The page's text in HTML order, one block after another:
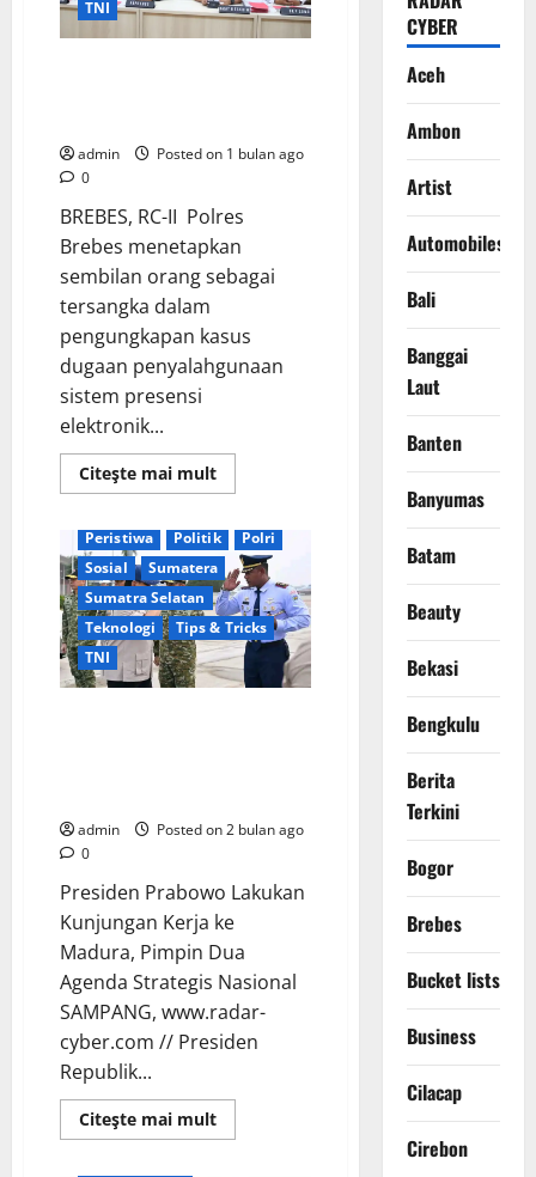
Adaptasi
TNI
admin
Posted on 1 bulan ago
0
BREBES, RC-II Polres
Brebes menetapkan
sembilan orang sebagai
tersangka dalam
pengungkapan kasus
dugaan penyalahgunaan
sistem presensi
elektronik...
Citeşte mai multRead
more
Brebes
Tetapkan
9
Tersangka
Kasus
Dugaan
Absensi
Fiktif
ASN
Berita Terkini
Daerah
Digital
DPR RI
DPR RI/DPRD
Ekonomi
Keamanan
Kejaksaan Agung RI
Kementerian RI
Kendal
Kesehatan
KPK
Kriminal
Olahraga
Palembang
Peristiwa
Politik
Polri
Sosial
Sumatera
Sumatra Selatan
Teknologi
Tips & Tricks
TNI
admin
Posted on 2 bulan ago
0
Presiden Prabowo Lakukan
Kunjungan Kerja ke
Madura, Pimpin Dua
Agenda Strategis Nasional ​
SAMPANG, www.radar-
cyber.com // Presiden
Republik...
Citeşte mai multRead
more
Berita Terkini
Daerah
Digital
DPR RI
DPR RI/DPRD
Ekonomi
Keamanan
Kejaksaan Agung RI
Kementerian RI
Kesehatan
KPK
CYBER
Aceh
Ambon
Artist
Automobiles
Bali
Banggai
Laut
Banten
Banyumas
Batam
Beauty
Bekasi
Bengkulu
Berita
Terkini
Bogor
Brebes
Bucket lists
Business
Cilacap
Cirebon